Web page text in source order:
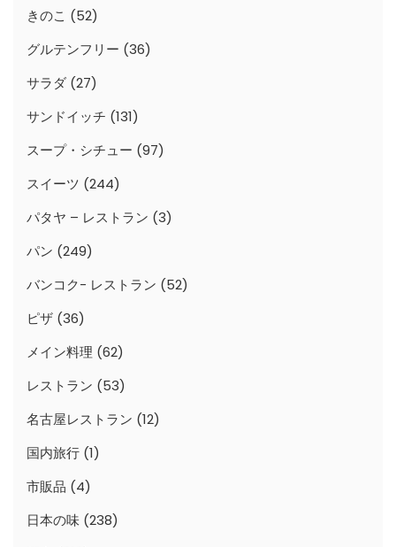
きのこ (52)
グルテンフリー (36)
サラダ (27)
サンドイッチ (131)
スープ・シチュー (97)
スイーツ (244)
パタヤ – レストラン (3)
パン (249)
バンコク- レストラン (52)
ピザ (36)
メイン料理 (62)
レストラン (53)
名古屋レストラン (12)
国内旅行 (1)
市販品 (4)
日本の味 (238)